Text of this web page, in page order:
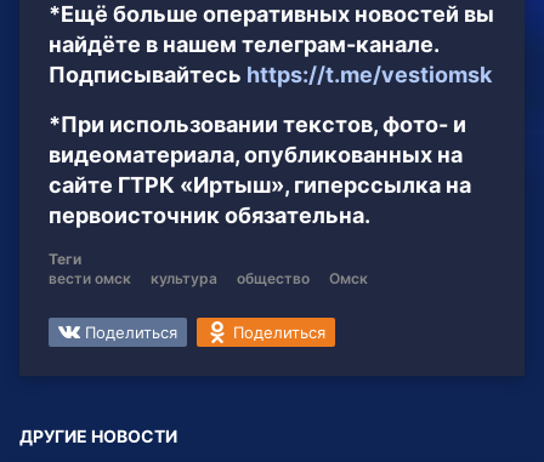
*Ещё больше оперативных новостей вы
найдёте в нашем телеграм-канале.
Подписывайтесь https://t.me/vestiomsk
*При использовании текстов, фото- и
видеоматериала, опубликованных на
сайте ГТРК «Иртыш», гиперссылка на
первоисточник обязательна.
Теги
вести омск
культура общество Омск
Поделиться Поделиться
ДРУГИЕ НОВОСТИ